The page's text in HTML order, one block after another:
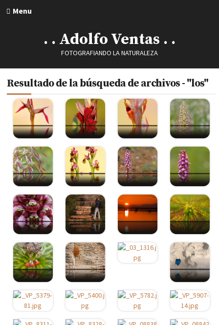
Menu
. . Adolfo Ventas . .
FOTOGRAFIANDO LA NATURALEZA
Resultado de la búsqueda de archivos - "los"